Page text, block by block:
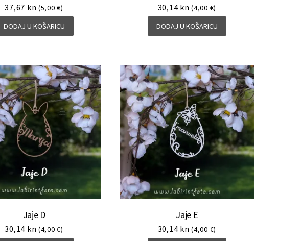
37,67 kn (5,00 €)
DODAJ U KOŠARICU
30,14 kn (4,00 €)
DODAJ U KOŠARICU
Jaje D
30,14 kn (4,00 €)
Jaje E
30,14 kn (4,00 €)